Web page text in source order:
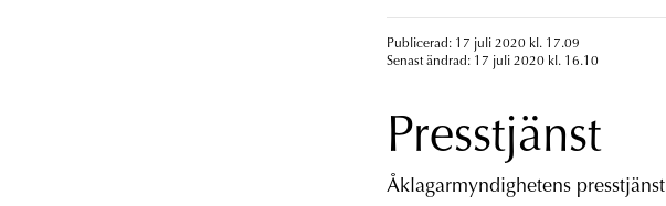
Publicerad: 17 juli 2020 kl. 17.09
Senast ändrad: 17 juli 2020 kl. 16.10
Presstjänst
Åklagarmyndighetens presstjänst